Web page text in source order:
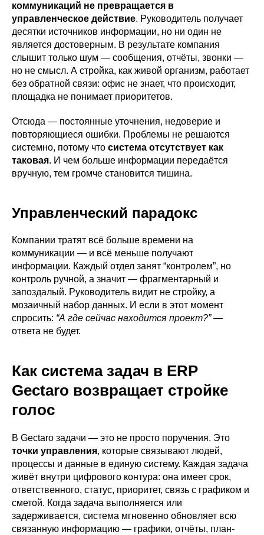
коммуникаций не превращается в
управленческое действие. Руководитель получает
десятки источников информации, но ни один не
является достоверным. В результате компания
слышит только шум — сообщения, отчёты, звонки —
но не смысл. А стройка, как живой организм, работает
без обратной связи: офис не знает, что происходит,
площадка не понимает приоритетов.
Отсюда — постоянные уточнения, недоверие и
повторяющиеся ошибки. Проблемы не решаются
системно, потому что система отсутствует как
таковая. И чем больше информации передаётся
вручную, тем громче становится тишина.
Управленческий парадокс
Компании тратят всё больше времени на
коммуникации — и всё меньше получают
информации. Каждый отдел занят “контролем”, но
контроль ручной, а значит — фрагментарный и
запоздалый. Руководитель видит не стройку, а
мозаичный набор данных. И если в этот момент
спросить: “А где сейчас находится проект?”—
ответа не будет.
Как система задач в ERP
Gectaro возвращает стройке
голос
В Gectaro задачи — это не просто поручения. Это
точки управления, которые связывают людей,
процессы и данные в единую систему. Каждая задача
живёт внутри цифрового контура: она имеет срок,
ответственного, статус, приоритет, связь с графиком и
сметой. Когда задача выполняется или
задерживается, система мгновенно обновляет всю
связанную информацию — графики, отчёты, план-